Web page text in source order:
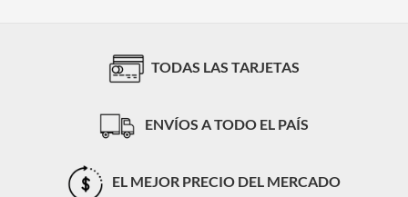
TODAS LAS TARJETAS
ENVÍOS A TODO EL PAÍS
EL MEJOR PRECIO DEL MERCADO